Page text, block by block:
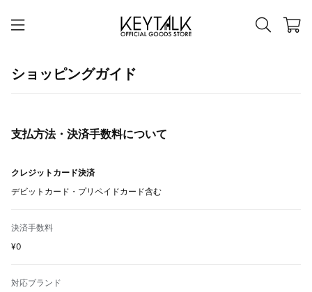
ショッピングガイド
支払方法・決済手数料について
クレジットカード決済
デビットカード・プリペイドカード含む
決済手数料
¥0
対応ブランド